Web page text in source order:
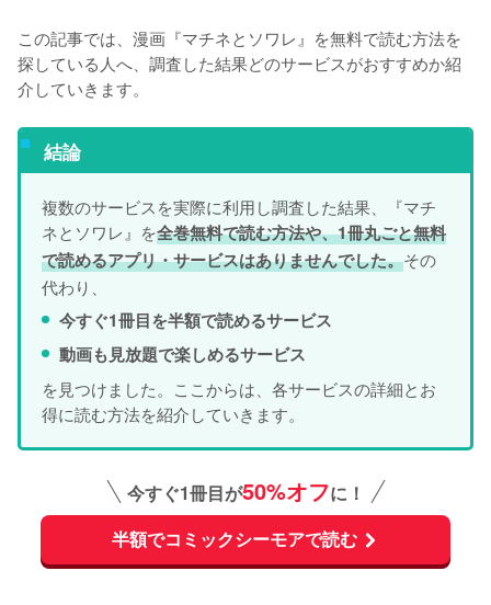
この記事では、漫画『マチネとソワレ』を無料で読む方法を
探している人へ、調査した結果どのサービスがおすすめか紹
介していきます。
結論
複数のサービスを実際に利用し調査した結果、『マチ
ネとソワレ』を全巻無料で読む方法や、1冊丸ごと無料
で読めるアプリ・サービスはありませんでした。その
代わり、
今すぐ1冊目を半額で読めるサービス
動画も見放題で楽しめるサービス
を見つけました。ここからは、各サービスの詳細とお
得に読む方法を紹介していきます。
今すぐ1冊目が50%オフに！
半額でコミックシーモアで読む